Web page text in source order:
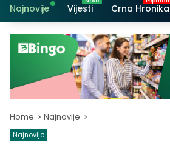
Najnovije Vijesti Crna Hronika
Home Najnovije
Najnovije